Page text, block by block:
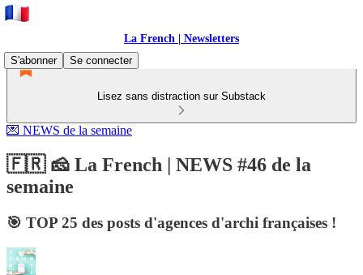
La French | Newsletters
S'abonner
Se connecter
Lisez sans distraction sur Substack
💌 NEWS de la semaine
🇫🇷 🧀 La French | NEWS #46 de la
semaine
🎯 TOP 25 des posts d'agences d'archi françaises !